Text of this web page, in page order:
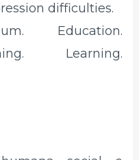
difficulties.
Education.
Learning.